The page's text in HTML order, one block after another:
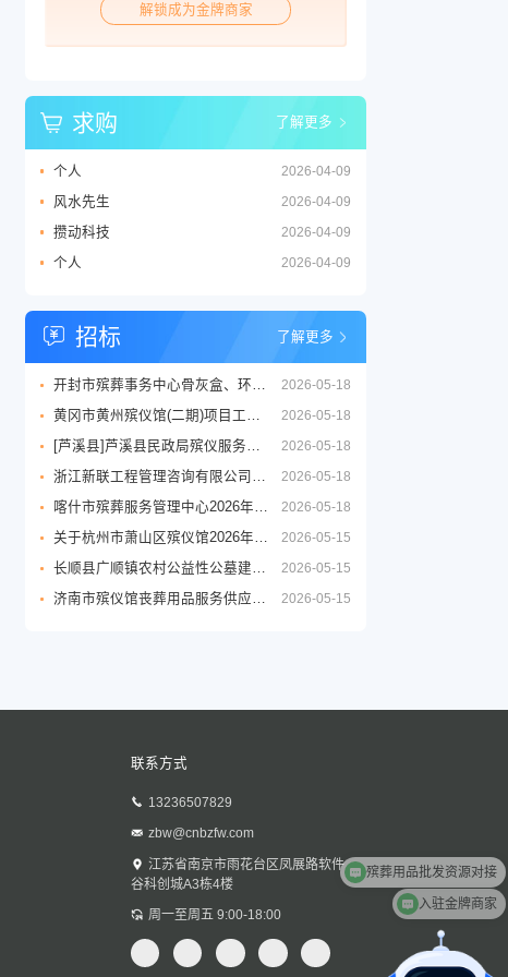
解锁成为金牌商家
求购 了解更多
2026-04-09
个人
2026-04-09
风水先生
2026-04-09
攒动科技
2026-04-09
个人
招标 了解更多
2026-05-18
开封市殡葬事务中心骨灰盒、环保棺等丧葬用品供应商采购项目三标段招标公告
2026-05-18
黄冈市黄州殡仪馆(二期)项目工程设计服务竞争性磋商征求意见公告
2026-05-18
[芦溪县]芦溪县民政局殡仪服务劳务外包项目
2026-05-18
浙江新联工程管理咨询有限公司关于嘉兴市公墓2026年度铜质逝者铭牌制作服务项目的竞争性磋商公告
2026-05-18
喀什市殡葬服务管理中心2026年度殡葬用品采购项目公开招标公告
2026-05-15
关于杭州市萧山区殡仪馆2026年至2029年物业管理服务政府采购项目的公开招标公告
2026-05-15
长顺县广顺镇农村公益性公墓建设项目
2026-05-15
济南市殡仪馆丧葬用品服务供应商采购项目公开招标招标公告
联系方式
13236507829
zbw@cnbzfw.com
江苏省南京市雨花台区凤展路软件
谷科创城A3栋4楼
周一至周五 9:00-18:00
入驻金牌商家